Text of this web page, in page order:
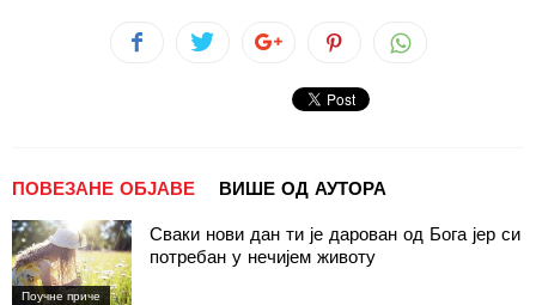
ПОВЕЗАНЕ ОБЈАВЕ ВИШЕ ОД АУТОРА
Поучне приче
Сваки нови дан ти је дарован од Бога јер си
потребан у нечијем животу